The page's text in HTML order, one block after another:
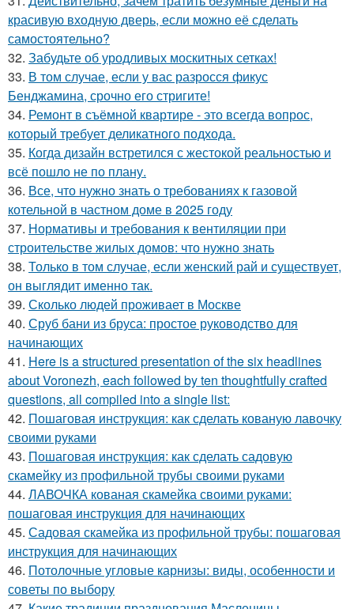
красивую входную дверь, если можно её сделать
самостоятельно?
32. Забудьте об уродливых москитных сетках!
33. В том случае, если у вас разросся фикус
Бенджамина, срочно его стригите!
34. Ремонт в съёмной квартире - это всегда вопрос,
который требует деликатного подхода.
35. Когда дизайн встретился с жестокой реальностью и
всё пошло не по плану.
36. Все, что нужно знать о требованиях к газовой
котельной в частном доме в 2025 году
37. Нормативы и требования к вентиляции при
строительстве жилых домов: что нужно знать
38. Только в том случае, если женский рай и существует,
он выглядит именно так.
39. Сколько людей проживает в Москве
40. Сруб бани из бруса: простое руководство для
начинающих
41. Here is a structured presentation of the six headlines
about Voronezh, each followed by ten thoughtfully crafted
questions, all compiled into a single list:
42. Пошаговая инструкция: как сделать кованую лавочку
своими руками
43. Пошаговая инструкция: как сделать садовую
скамейку из профильной трубы своими руками
44. ЛАВОЧКА кованая скамейка своими руками:
пошаговая инструкция для начинающих
45. Садовая скамейка из профильной трубы: пошаговая
инструкция для начинающих
46. Потолочные угловые карнизы: виды, особенности и
советы по выбору